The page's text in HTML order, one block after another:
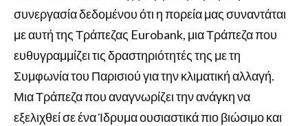
συνεργασία δεδομένου ότι η πορεία μας συναντάται
με αυτή της Τράπεζας Eurobank, μια Τράπεζα που
ευθυγραμμίζει τις δραστηριότητές της με τη
Συμφωνία του Παρισιού για την κλιματική αλλαγή.
Μια Τράπεζα που αναγνωρίζει την ανάγκη να
εξελιχθεί σε ένα Ίδρυμα ουσιαστικά πιο βιώσιμο και